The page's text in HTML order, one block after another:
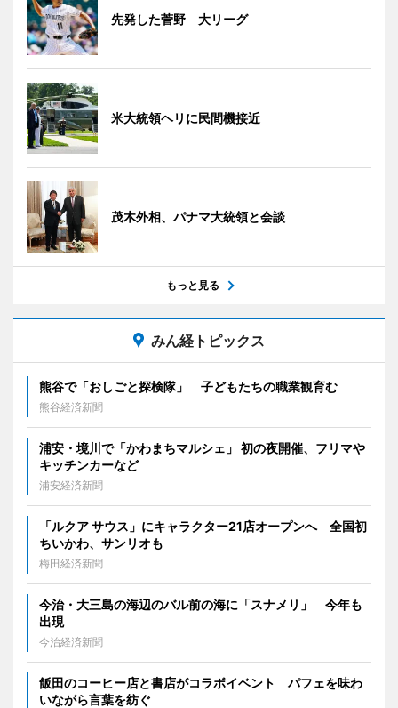
先発した菅野 大リーグ
米大統領ヘリに民間機接近
茂木外相、パナマ大統領と会談
もっと見る
みん経トピックス
熊谷で「おしごと探検隊」 子どもたちの職業観育む
熊谷経済新聞
浦安・境川で「かわまちマルシェ」 初の夜開催、フリマや
キッチンカーなど
浦安経済新聞
「ルクア サウス」にキャラクター21店オープンへ 全国初
ちいかわ、サンリオも
梅田経済新聞
今治・大三島の海辺のバル前の海に「スナメリ」 今年も
出現
今治経済新聞
飯田のコーヒー店と書店がコラボイベント パフェを味わ
いながら言葉を紡ぐ